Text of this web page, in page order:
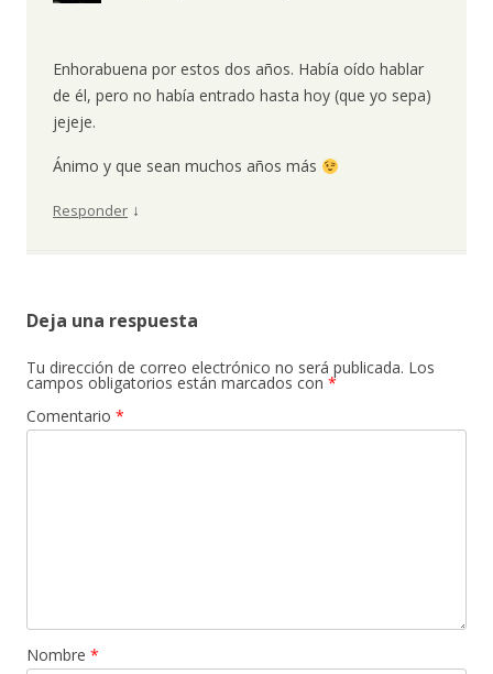
Enhorabuena por estos dos años. Había oído hablar
de él, pero no había entrado hasta hoy (que yo sepa)
jejeje.
Ánimo y que sean muchos años más
Responder ↓
Deja una respuesta
Tu dirección de correo electrónico no será publicada. Los
campos obligatorios están marcados con *
Comentario *
Nombre *